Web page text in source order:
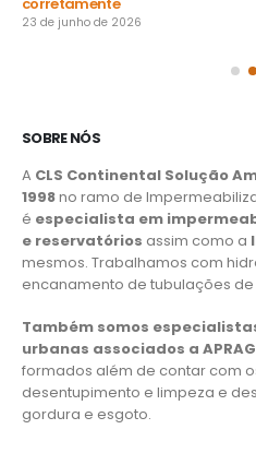
23 de junho de 2026
SOBRE NÓS
A CLS Continental Solução
1998no ramo de
é especialista em
e reservatórios assim como a
mesmos. Trabalhamos com
encanamento de tubulações de
Também somos
urbanas associados a APRAG
formados além de contar com
desentupimento e limpeza e
gordura e esgoto.